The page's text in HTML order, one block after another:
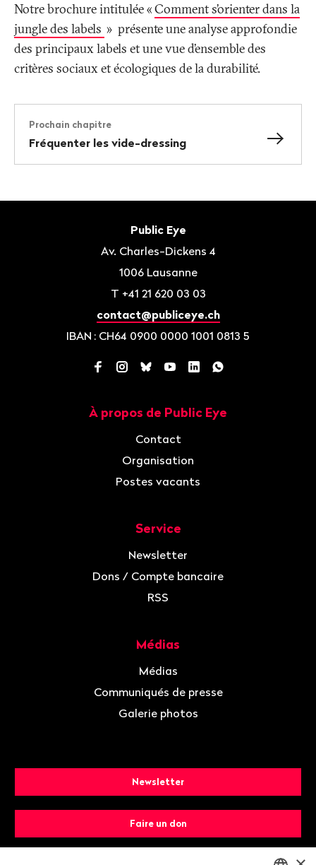
Notre brochure intitulée «Comment s’orienter dans la
jungle des labels » présente une analyse approfondie
des principaux labels et une vue d’ensemble des
critères sociaux et écologiques de la durabilité.
Prochain chapitre
Fréquenter les vide-dressing
Public Eye
Av. Charles-Dickens 4
1006 Lausanne
T +41 21 620 03 03
contact@publiceye.ch
IBAN : CH64 0900 0000 1001 0813 5
Facebook
Instagram
BlueskyYouTube
LinkedInWhatsApp
À propos de Public Eye
Contact
Organisation
Postes vacants
Service
Newsletter
Dons / Compte bancaire
RSS
Médias
Médias
Communiqués de presse
Galerie photos
Newsletter
Faire un don